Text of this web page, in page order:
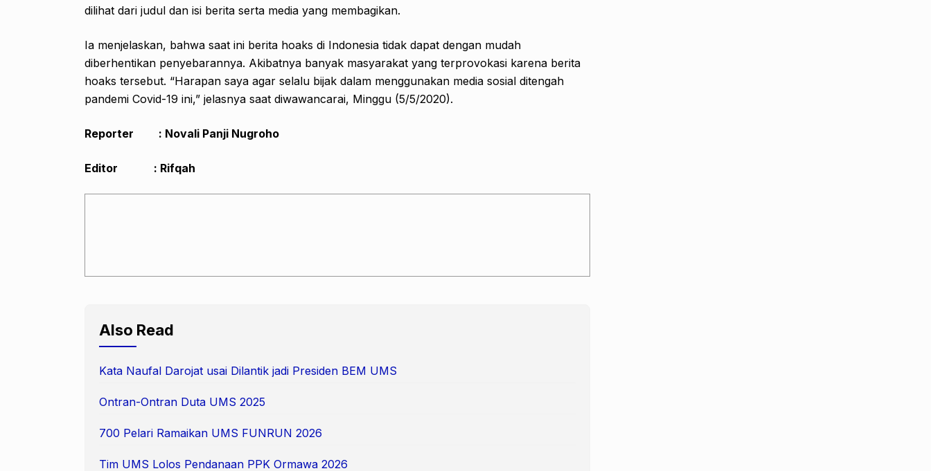
dilihat dari judul dan isi berita serta media yang membagikan.
Ia menjelaskan, bahwa saat ini berita hoaks di Indonesia tidak dapat dengan mudah
diberhentikan penyebarannya. Akibatnya banyak masyarakat yang terprovokasi karena berita
hoaks tersebut. “Harapan saya agar selalu bijak dalam menggunakan media sosial ditengah
pandemi Covid-19 ini,” jelasnya saat diwawancarai, Minggu (5/5/2020).
Reporter : Novali Panji Nugroho
Editor : Rifqah
Also Read
Kata Naufal Darojat usai Dilantik jadi Presiden BEM UMS
Ontran-Ontran Duta UMS 2025
700 Pelari Ramaikan UMS FUNRUN 2026
Tim UMS Lolos Pendanaan PPK Ormawa 2026